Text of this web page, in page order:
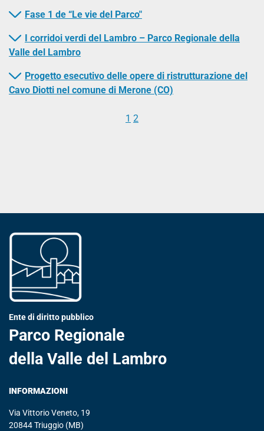
Fase 1 de “Le vie del Parco"
I corridoi verdi del Lambro – Parco Regionale della
Valle del Lambro
Progetto esecutivo delle opere di ristrutturazione del
Cavo Diotti nel comune di Merone (CO)
1 2
Ente di diritto pubblico
Parco Regionale
della Valle del Lambro
INFORMAZIONI
Via Vittorio Veneto, 19
20844 Triuggio (MB)